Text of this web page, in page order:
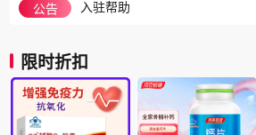
公告
如何注册成为会员
如何搜索
限时折扣